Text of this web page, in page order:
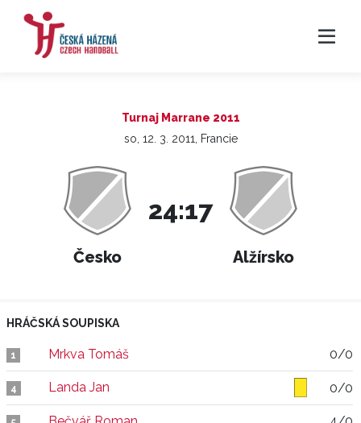
Turnaj Marrane 2011
so, 12. 3. 2011, Francie
Česko
24:17
Alžírsko
HRÁČSKÁ SOUPISKA
1 Mrkva Tomáš 0/0
4 Landa Jan 0/0